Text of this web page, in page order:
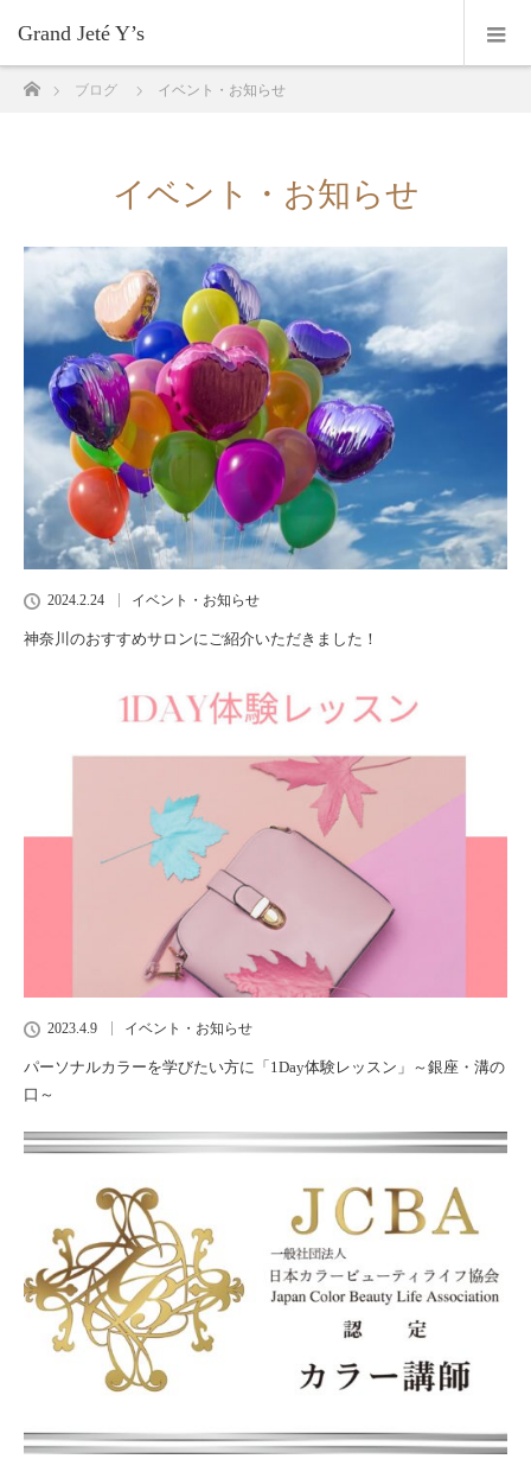
Grand Jeté Y’s
ホームブログ イベント・お知らせ
イベント・お知らせ
2024.2.24 イベント・お知らせ
神奈川のおすすめサロンにご紹介いただきました！
2023.4.9 イベント・お知らせ
パーソナルカラーを学びたい方に「1Day体験レッスン」～銀座・溝の
口～